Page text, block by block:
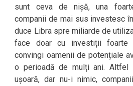
sunt ceva de nișă, una
companii de mai sus investesc
duce Libra spre miliarde de
face doar cu investiții
convingi oamenii de potențiale
o perioadă de mulți ani. Altfel
ușoară, dar nu-i nimic,